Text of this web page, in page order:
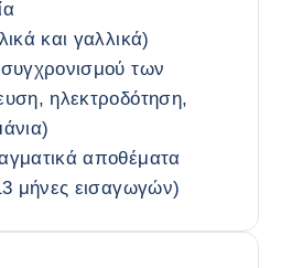
και γαλλικά)
των
ηλεκτροδότηση,
αποθέματα
μήνες εισαγωγών)